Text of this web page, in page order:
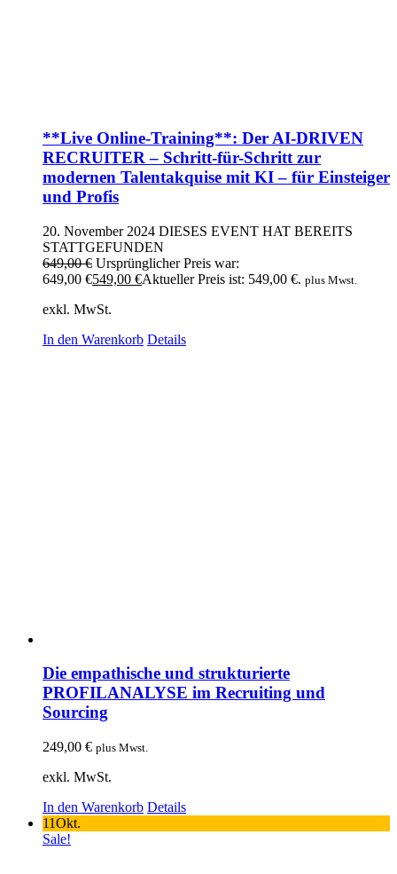
**Live Online-Training**: Der AI-DRIVEN
RECRUITER – Schritt-für-Schritt zur
modernen Talentakquise mit KI – für Einsteiger
und Profis
20. November 2024 DIESES EVENT HAT BEREITS
STATTGEFUNDEN
649,00€ Ursprünglicher Preis war:
649,00 €549,00 €Aktueller Preis ist: 549,00 €. plus Mwst.
exkl. MwSt.
In den Warenkorb Details
Die empathische und strukturierte
PROFILANALYSE im Recruiting und
Sourcing
249,00 € plus Mwst.
exkl. MwSt.
In den Warenkorb Details
11Okt.
Sale!